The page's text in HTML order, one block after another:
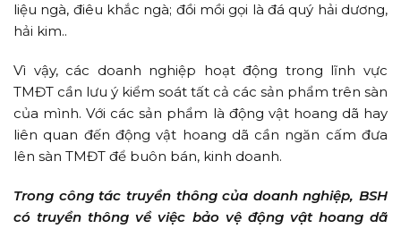
liệu ngà, điêu khắc ngà; đồi mồi gọi là đá quý hải dương,
hải kim..
Vì vậy, các doanh nghiệp hoạt động trong lĩnh vực
TMĐT cần lưu ý kiểm soát tất cả các sản phẩm trên sàn
của mình. Với các sản phẩm là động vật hoang dã hay
liên quan đến động vật hoang dã cần ngăn cấm đưa
lên sàn TMĐT để buôn bán, kinh doanh.
Trong công tác truyền thông của doanh nghiệp, BSH
có truyền thông về việc bảo vệ động vật hoang dã